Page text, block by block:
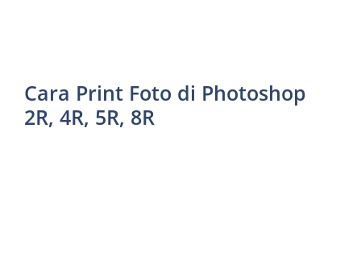
Cara Print Foto di Photoshop
2R, 4R, 5R, 8R